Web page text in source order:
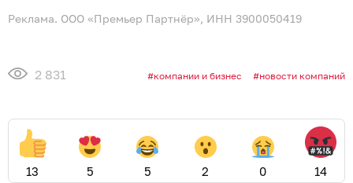
Реклама. ООО «Премьер Партнёр», ИНН 3900050419
2 831 компании и бизнес новости компаний
13 5 5 2 0 14